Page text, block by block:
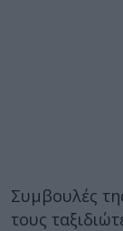
Συμβουλές
τους